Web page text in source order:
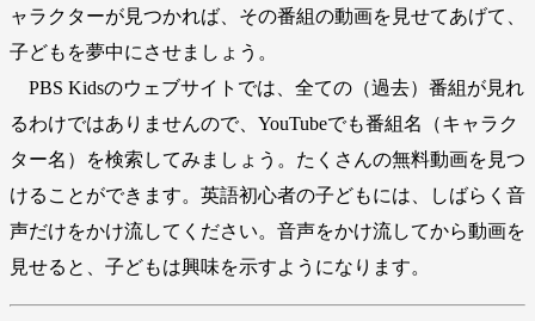
ャラクターが見つかれば、その番組の動画を見せてあげて、
子どもを夢中にさせましょう。
PBS Kidsのウェブサイトでは、全ての（過去）番組が見れ
るわけではありませんので、YouTubeでも番組名（キャラク
ター名）を検索してみましょう。たくさんの無料動画を見つ
けることができます。英語初心者の子どもには、しばらく音
声だけをかけ流してください。音声をかけ流してから動画を
見せると、子どもは興味を示すようになります。